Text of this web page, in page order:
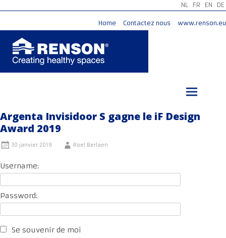
NL FR EN DE
Home Contactez nous www.renson.eu
Argenta Invisidoor S gagne le iF Design
Award 2019
30 janvier 2019 Roel Berlaen
Username:
Password:
Se souvenir de moi